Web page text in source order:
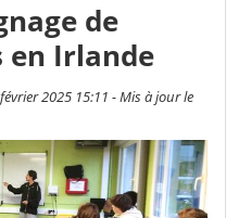
de
en Irlande
2025 15:11 - Mis à jour le